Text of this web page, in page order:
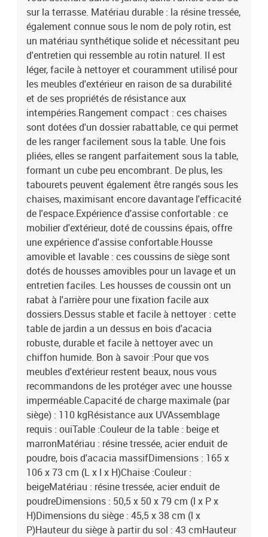
polyester)Matériau de remplissage : mousseDimensions du
coussin de chaise : 76 x 45,5 x 2 cm (L x l x é)Dimensions du
coussin de tabouret : 40 x 40 x 2 cm (l x P x é)La livraison contient
:1 x table de jardin4 x tabouret de jardin4 x coussin de siège de
tabouret avec housse amovible et lavable6 x chaise de jardin6 x
coussin de chaise à haut dossier avec housse amovible et lavable
sur la terrasse. Matériau durable : la résine tressée,
également connue sous le nom de poly rotin, est
un matériau synthétique solide et nécessitant peu
d'entretien qui ressemble au rotin naturel. Il est
léger, facile à nettoyer et couramment utilisé pour
les meubles d'extérieur en raison de sa durabilité
et de ses propriétés de résistance aux
intempéries.Rangement compact : ces chaises
sont dotées d'un dossier rabattable, ce qui permet
de les ranger facilement sous la table. Une fois
pliées, elles se rangent parfaitement sous la table,
formant un cube peu encombrant. De plus, les
tabourets peuvent également être rangés sous les
chaises, maximisant encore davantage l'efficacité
de l'espace.Expérience d'assise confortable : ce
mobilier d'extérieur, doté de coussins épais, offre
une expérience d'assise confortable.Housse
amovible et lavable : ces coussins de siège sont
dotés de housses amovibles pour un lavage et un
entretien faciles. Les housses de coussin ont un
rabat à l'arrière pour une fixation facile aux
dossiers.Dessus stable et facile à nettoyer : cette
table de jardin a un dessus en bois d'acacia
robuste, durable et facile à nettoyer avec un
chiffon humide. Bon à savoir :Pour que vos
meubles d'extérieur restent beaux, nous vous
recommandons de les protéger avec une housse
imperméable.Capacité de charge maximale (par
siège) : 110 kgRésistance aux UVAssemblage
requis : ouiTable :Couleur de la table : beige et
marronMatériau : résine tressée, acier enduit de
poudre, bois d'acacia massifDimensions : 165 x
106 x 73 cm (L x l x H)Chaise :Couleur :
beigeMatériau : résine tressée, acier enduit de
poudreDimensions : 50,5 x 50 x 79 cm (l x P x
H)Dimensions du siège : 45,5 x 38 cm (l x
P)Hauteur du siège à partir du sol : 43 cmHauteur